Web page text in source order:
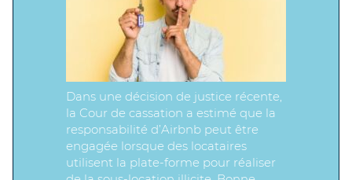
Dans une décision de justice récente,
la Cour de cassation a estimé que la
responsabilité d’Airbnb peut être
engagée lorsque des locataires
utilisent la plate-forme pour réaliser